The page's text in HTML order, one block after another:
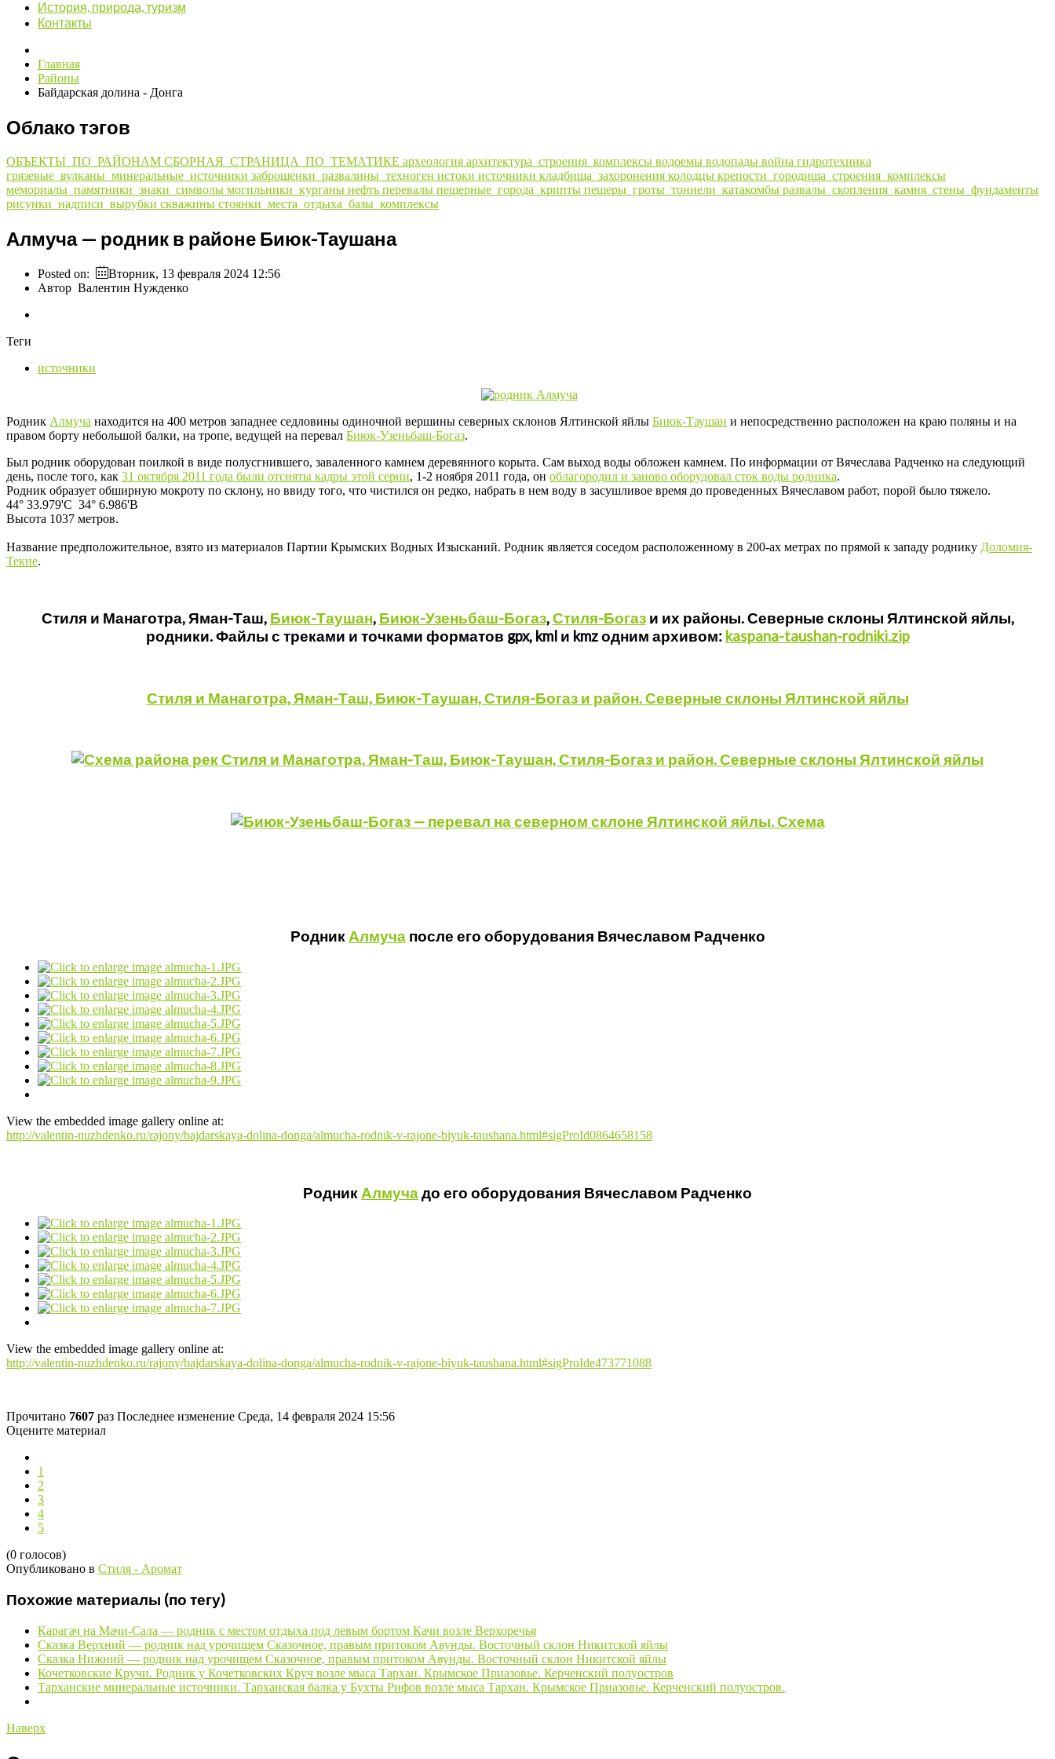
История, природа, туризм
Контакты
Главная
Районы
Байдарская долина - Донга
Облако тэгов
ОБЪЕКТЫ_ПО_РАЙОНАМ СБОРНАЯ_СТРАНИЦА_ПО_ТЕМАТИКЕ археология архитектура_строения_комплексы водоемы водопады война гидротехника
грязевые_вулканы_минеральные_источники заброшенки_развалины_техноген истоки источники кладбища_захоронения колодцы крепости_городища_строения_комплексы
мемориалы_памятники_знаки_символы могильники_курганы нефть перевалы пещерные_города_крипты пещеры_гроты_тоннели_катакомбы развалы_скопления_камня_стены_фундаменты
рисунки_надписи_вырубки скважины стоянки_места_отдыха_базы_комплексы
Алмуча — родник в районе Биюк-Таушана
Posted on:
Вторник, 13 февраля 2024 12:56
Автор Валентин Нужденко
Теги
источники
Родник Алмуча находится на 400 метров западнее седловины одиночной вершины северных склонов Ялтинской яйлы Биюк-Таушан и непосредственно расположен на краю поляны и на
правом борту небольшой балки, на тропе, ведущей на перевал Биюк-Узеньбаш-Богаз.
Был родник оборудован поилкой в виде полусгнившего, заваленного камнем деревянного корыта. Сам выход воды обложен камнем. По информации от Вячеслава Радченко на следующий
день, после того, как 31 октября 2011 года были отсняты кадры этой серии, 1-2 ноября 2011 года, он облагородил и заново оборудовал сток воды родника.
Родник образует обширную мокроту по склону, но ввиду того, что чистился он редко, набрать в нем воду в засушливое время до проведенных Вячеславом работ, порой было тяжело.
44° 33.979'С 34° 6.986'В
Высота 1037 метров.
Название предположительное, взято из материалов Партии Крымских Водных Изысканий. Родник является соседом расположенному в 200-ах метрах по прямой к западу роднику Доломия-
Текне.
Стиля и Манаготра, Яман-Таш, Биюк-Таушан, Биюк-Узеньбаш-Богаз,Стиля-Богази их районы. Северные склоны Ялтинской яйлы,
родники. Файлы с треками и точками форматов gpx, kml и kmz одним архивом: kaspana-taushan-rodniki.zip
Стиля и Манаготра, Яман-Таш, Биюк-Таушан, Стиля-Богаз и район. Северные склоны Ялтинской яйлы
Родник Алмучапосле его оборудования Вячеславом Радченко
View the embedded image gallery online at:
http://valentin-nuzhdenko.ru/rajony/bajdarskaya-dolina-donga/almucha-rodnik-v-rajone-biyuk-taushana.html#sigProId0864658158
Родник Алмучадо его оборудования Вячеславом Радченко
View the embedded image gallery online at:
http://valentin-nuzhdenko.ru/rajony/bajdarskaya-dolina-donga/almucha-rodnik-v-rajone-biyuk-taushana.html#sigProIde473771088
Прочитано 7607 раз Последнее изменение Среда, 14 февраля 2024 15:56
Оцените материал
1
2
3
4
5
(0 голосов)
Опубликовано в Стиля - Аромат
Похожие материалы (по тегу)
Карагач на Мачи-Сала — родник с местом отдыха под левым бортом Качи возле Верхоречья
Сказка Верхний — родник над урочищем Сказочное, правым притоком Авунды. Восточный склон Никитской яйлы
Сказка Нижний — родник над урочищем Сказочное, правым притоком Авунды. Восточный склон Никитской яйлы
Кочетковские Кручи. Родник у Кочетковских Круч возле мыса Тархан. Крымское Приазовье. Керченский полуостров
Тарханские минеральные источники. Тарханская балка у Бухты Рифов возле мыса Тархан. Крымское Приазовье. Керченский полуостров.
Наверх